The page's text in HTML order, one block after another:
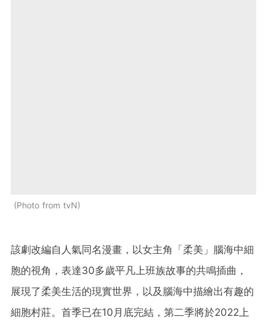
Photo from tvN
該劇改編自人氣同名漫畫，以女主角「柔美」腦海中細
胞的視角，表達30多歲平凡上班族故事的共鳴插曲，
展現了柔美生活的現實世界，以及腦海中描繪出有趣的
細胞村莊。首季已在10月底完結，第二季將於2022上